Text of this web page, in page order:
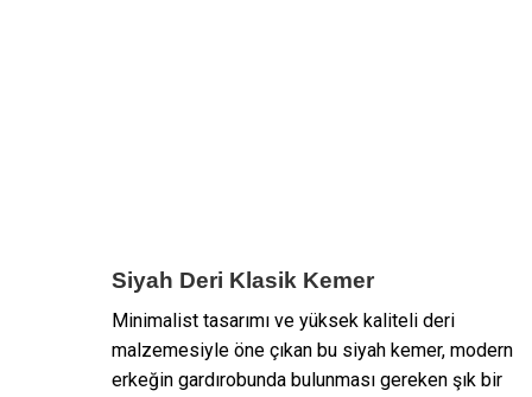
Siyah Deri Klasik Kemer
Minimalist tasarımı ve yüksek kaliteli deri
malzemesiyle öne çıkan bu siyah kemer, modern
erkeğin gardırobunda bulunması gereken şık bir